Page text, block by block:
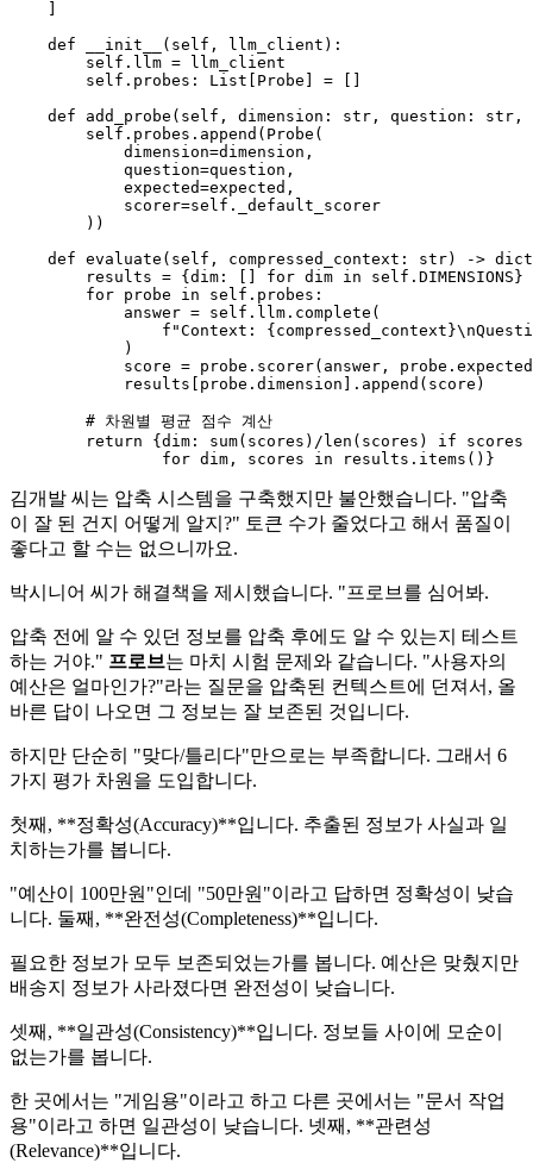
def
__init__ ( self, llm_client ):
self .llm = llm_client
self .probes: List [Probe] = []
def
add_probe ( self, dimension: str , question: str ,
self .probes.append(Probe(
            dimension=dimension,
            question=question,
            expected=expected,
            scorer=
self ._default_scorer
        ))
def evaluate ( self, compressed_context: str) -> dict
        results = {dim: []
for dim in self .DIMENSIONS}
for probe in self .probes:
            answer =
self .llm.complete(
f"Context: {compressed_context}
            )
score = probe.scorer(answer,
            results[probe.dimension].append(score)
# 차원별 평균 점수 계산
return {dim: sum(scores)/ len (scores) if scores
for dim, scores in
김개발 씨는 압축 시스템을 구축했지만 불안했습니다. "압축
이 잘 된 건지 어떻게 알지?" 토큰 수가 줄었다고 해서 품질이
좋다고 할 수는 없으니까요.
박시니어 씨가 해결책을 제시했습니다. "프로브를 심어봐.
압축 전에 알 수 있던 정보를 압축 후에도 알 수 있는지 테스트
하는 거야." 프로브는 마치 시험 문제와 같습니다. "사용자의
예산은 얼마인가?"라는 질문을 압축된 컨텍스트에 던져서, 올
바른 답이 나오면 그 정보는 잘 보존된 것입니다.
하지만 단순히 "맞다/틀리다"만으로는 부족합니다. 그래서 6
가지 평가 차원을 도입합니다.
첫째, **정확성(Accuracy)**입니다. 추출된 정보가 사실과 일
치하는가를 봅니다.
"예산이 100만원"인데 "50만원"이라고 답하면 정확성이 낮습
니다. 둘째, **완전성(Completeness)**입니다.
필요한 정보가 모두 보존되었는가를 봅니다. 예산은 맞췄지만
배송지 정보가 사라졌다면 완전성이 낮습니다.
셋째, **일관성(Consistency)**입니다. 정보들 사이에 모순이
없는가를 봅니다.
한 곳에서는 "게임용"이라고 하고 다른 곳에서는 "문서 작업
용"이라고 하면 일관성이 낮습니다. 넷째, **관련성
(Relevance)**입니다.